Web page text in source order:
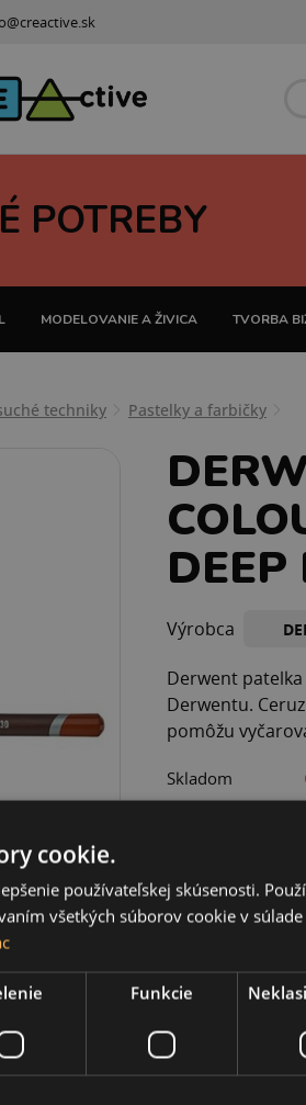
POTREBY
MODELOVANIE A ŽIVICA TVORBA
techniky Pastelky a farbičky
DEEP
Výrobca
Derwent patelka
Derwentu.
pomôžu
Skladom
2,24 €
cookie.
používateľskej skúsenosti.
všetkých súborov cookie v
Funkcie